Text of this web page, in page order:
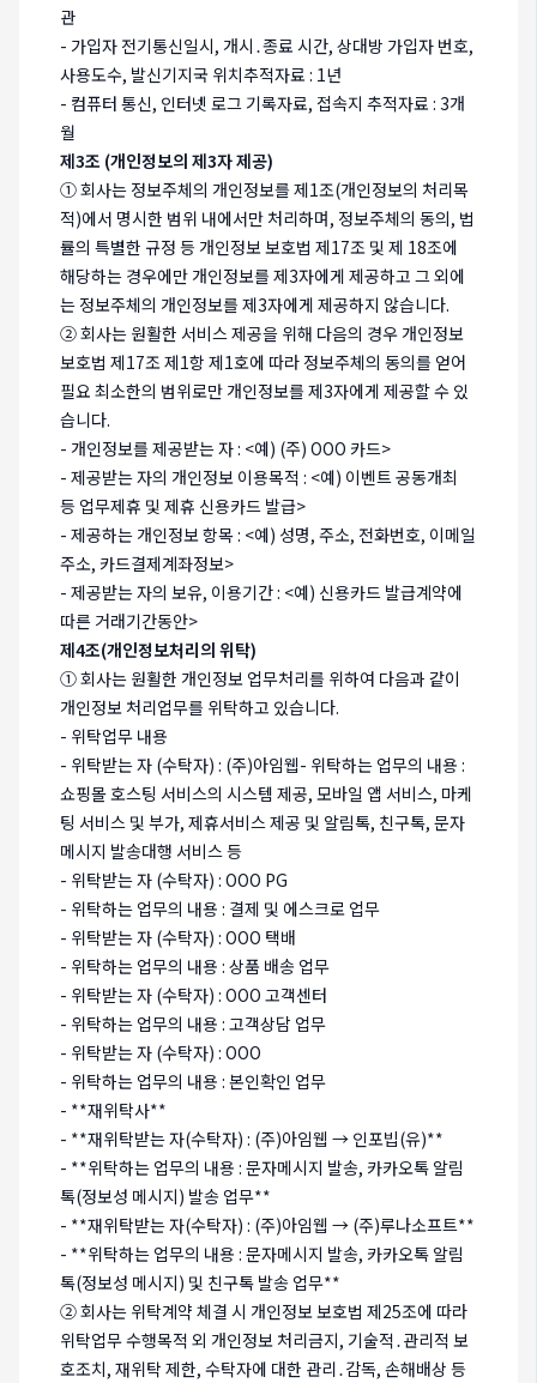
관
- 가입자 전기통신일시, 개시․종료 시간, 상대방 가입자 번호,
사용도수, 발신기지국 위치추적자료 : 1년
- 컴퓨터 통신, 인터넷 로그 기록자료, 접속지 추적자료 : 3개
월
제3조 (개인정보의 제3자 제공)
① 회사는 정보주체의 개인정보를 제1조(개인정보의 처리목
적)에서 명시한 범위 내에서만 처리하며, 정보주체의 동의, 법
률의 특별한 규정 등 개인정보 보호법 제17조 및 제 18조에
해당하는 경우에만 개인정보를 제3자에게 제공하고 그 외에
는 정보주체의 개인정보를 제3자에게 제공하지 않습니다.
② 회사는 원활한 서비스 제공을 위해 다음의 경우 개인정보
보호법 제17조 제1항 제1호에 따라 정보주체의 동의를 얻어
필요 최소한의 범위로만 개인정보를 제3자에게 제공할 수 있
습니다.
- 개인정보를 제공받는 자 : <예) (주) OOO 카드>
- 제공받는 자의 개인정보 이용목적 : <예) 이벤트 공동개최
등 업무제휴 및 제휴 신용카드 발급>
- 제공하는 개인정보 항목 : <예) 성명, 주소, 전화번호, 이메일
주소, 카드결제계좌정보>
- 제공받는 자의 보유, 이용기간 : <예) 신용카드 발급계약에
따른 거래기간동안>
제4조(개인정보처리의 위탁)
① 회사는 원활한 개인정보 업무처리를 위하여 다음과 같이
개인정보 처리업무를 위탁하고 있습니다.
- 위탁업무 내용
- 위탁받는 자 (수탁자) : (주)아임웹- 위탁하는 업무의 내용 :
쇼핑몰 호스팅 서비스의 시스템 제공, 모바일 앱 서비스, 마케
팅 서비스 및 부가, 제휴서비스 제공 및 알림톡, 친구톡, 문자
메시지 발송대행 서비스 등
- 위탁받는 자 (수탁자) : OOO PG
- 위탁하는 업무의 내용 : 결제 및 에스크로 업무
- 위탁받는 자 (수탁자) : OOO 택배
- 위탁하는 업무의 내용 : 상품 배송 업무
- 위탁받는 자 (수탁자) : OOO 고객센터
- 위탁하는 업무의 내용 : 고객상담 업무
- 위탁받는 자 (수탁자) : OOO
- 위탁하는 업무의 내용 : 본인확인 업무
- **재위탁사**
- **재위탁받는 자(수탁자) : (주)아임웹 → 인포빕(유)**
- **위탁하는 업무의 내용 : 문자메시지 발송, 카카오톡 알림
톡(정보성 메시지) 발송 업무**
- **재위탁받는 자(수탁자) : (주)아임웹 → (주)루나소프트**
- **위탁하는 업무의 내용 : 문자메시지 발송, 카카오톡 알림
톡(정보성 메시지) 및 친구톡 발송 업무**
② 회사는 위탁계약 체결 시 개인정보 보호법 제25조에 따라
위탁업무 수행목적 외 개인정보 처리금지, 기술적․관리적 보
호조치, 재위탁 제한, 수탁자에 대한 관리․감독, 손해배상 등